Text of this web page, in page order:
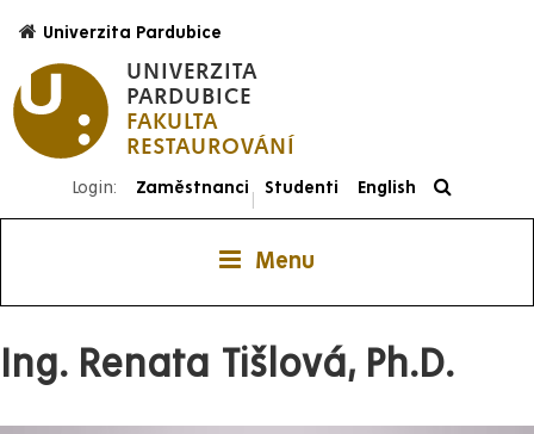
hlavnímu
obsahu
UNIVERZITA
PARDUBICE
FAKULTA
RESTAUROVÁNÍ
Univerzita Pardubice
Login: Zaměstnanci
|
Studenti English
Menu
Ing. Renata Tišlová, Ph.D.